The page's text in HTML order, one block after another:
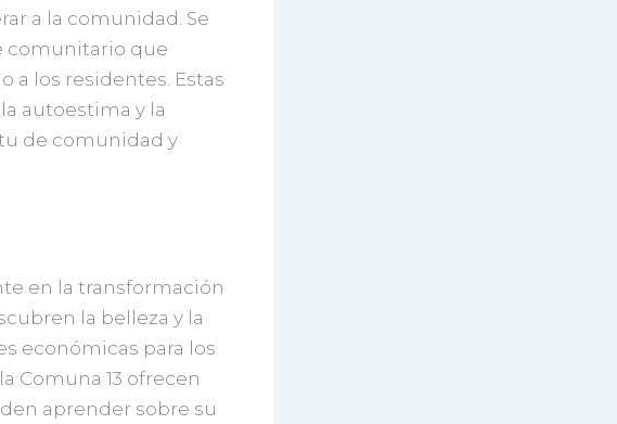
a la comunidad. Se
comunitario que
a los residentes. Estas
autoestima y la
de comunidad y
en la transformación
la belleza y la
económicas para los
Comuna 13 ofrecen
aprender sobre su